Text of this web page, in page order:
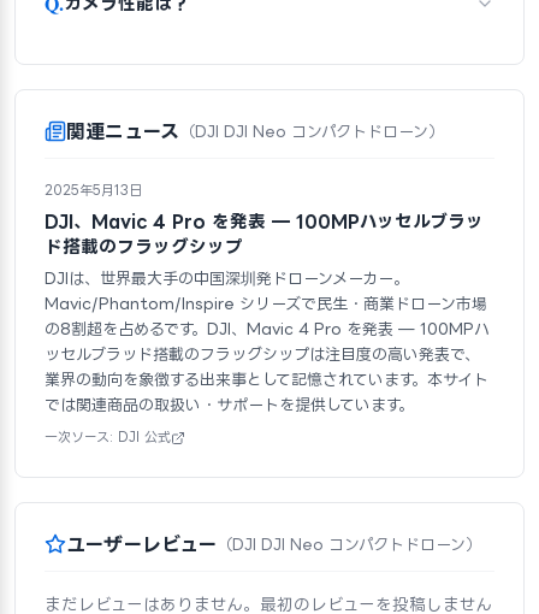
関連ニュース （DJI DJI Neo コンパクトドローン）
2025年5月13日
DJI、Mavic 4 Pro を発表 — 100MPハッセルブラッ
ド搭載のフラッグシップ
DJIは、世界最大手の中国深圳発ドローンメーカー。
Mavic/Phantom/Inspire シリーズで民生・商業ドローン市場
の8割超を占めるです。DJI、Mavic 4 Pro を発表 — 100MPハ
ッセルブラッド搭載のフラッグシップは注目度の高い発表で、
業界の動向を象徴する出来事として記憶されています。本サイト
では関連商品の取扱い・サポートを提供しています。
一次ソース: DJI 公式
ユーザーレビュー （DJI DJI Neo コンパクトドローン）
まだレビューはありません。最初のレビューを投稿しません